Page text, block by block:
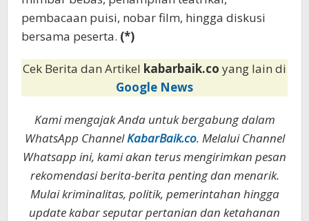
pembacaan puisi, nobar film, hingga diskusi
bersama peserta. (*)
Cek Berita dan Artikel kabarbaik.co yang lain di
Google News
Kami mengajak Anda untuk bergabung dalam
WhatsApp ChannelKabarBaik.co. Melalui Channel
Whatsapp ini, kami akan terus mengirimkan pesan
rekomendasi berita-berita penting dan menarik.
Mulai kriminalitas, politik, pemerintahan hingga
update kabar seputar pertanian dan ketahanan